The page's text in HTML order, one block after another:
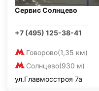
Сервис Солнцево
+7 (495) 125-38-41
Говорово(1,35 км)
Солнцево(930 м)
ул.Главмосстроя 7а